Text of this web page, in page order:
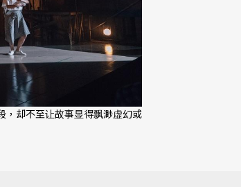
，却不至让故事显得飘渺虚幻或